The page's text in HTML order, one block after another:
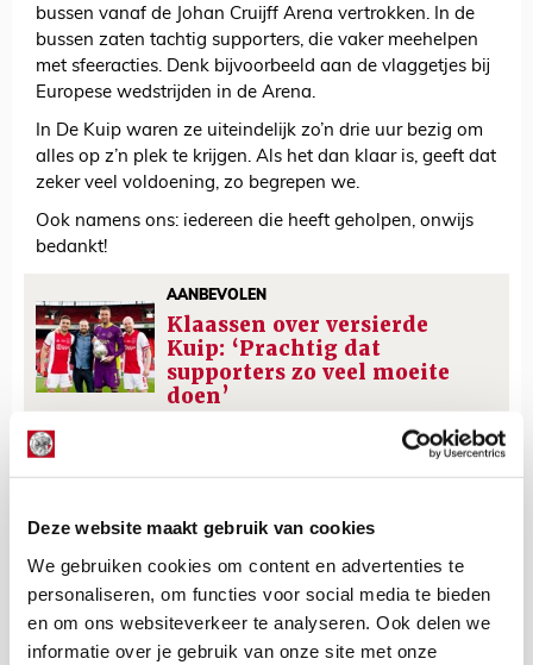
Deze website maakt gebruik van cookies
We gebruiken cookies om content en advertenties te
personaliseren, om functies voor social media te bieden
en om ons websiteverkeer te analyseren. Ook delen we
informatie over je gebruik van onze site met onze
bussen vanaf de Johan Cruijff Arena vertrokken. In de
bussen zaten tachtig supporters, die vaker meehelpen
met sfeeracties. Denk bijvoorbeeld aan de vlaggetjes bij
Europese wedstrijden in de Arena.
In De Kuip waren ze uiteindelijk zo’n drie uur bezig om
alles op z’n plek te krijgen. Als het dan klaar is, geeft dat
zeker veel voldoening, zo begrepen we.
Ook namens ons: iedereen die heeft geholpen, onwijs
bedankt!
AANBEVOLEN
Klaassen over versierde
Kuip: ‘Prachtig dat
supporters zo veel moeite
doen’
Floris Roos
Net binnen //